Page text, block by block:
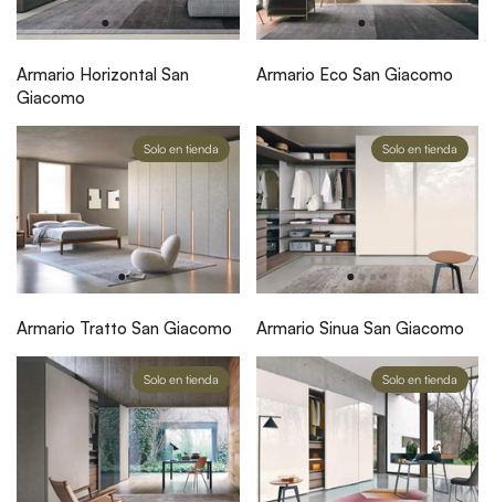
Armario Horizontal San
Giacomo
Armario Eco San Giacomo
Armario Tratto San Giacomo
Solo en tienda
Armario Sinua San Giacomo
Solo en tienda
Solo en tienda Solo en tienda